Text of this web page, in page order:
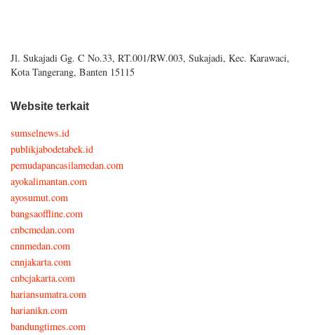
Jl. Sukajadi Gg. C No.33, RT.001/RW.003, Sukajadi, Kec. Karawaci,
Kota Tangerang, Banten 15115
Website terkait
sumselnews.id
publikjabodetabek.id
pemudapancasilamedan.com
ayokalimantan.com
ayosumut.com
bangsaoffline.com
cnbcmedan.com
cnnmedan.com
cnnjakarta.com
cnbcjakarta.com
hariansumatra.com
harianikn.com
bandungtimes.com